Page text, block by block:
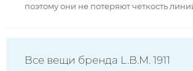
поэтому они не потеряют четкость
Все вещи бренда L.B.M. 1911